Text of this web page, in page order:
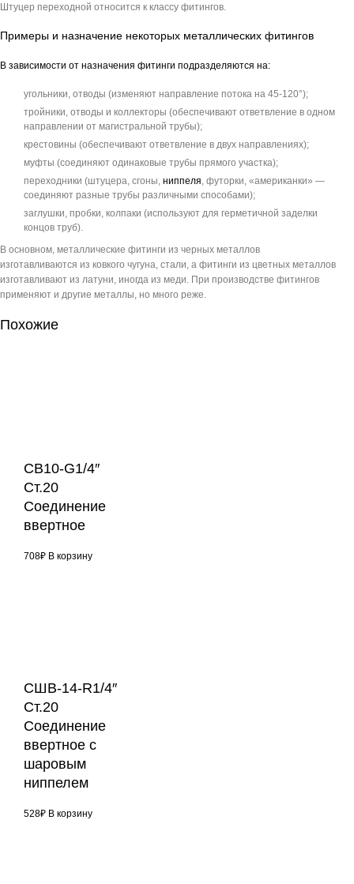
Штуцер переходной относится к классу фитингов.
Примеры и назначение некоторых металлических фитингов
В зависимости от назначения фитинги подразделяются на:
угольники, отводы (изменяют направление потока на 45-120°);
тройники, отводы и коллекторы (обеспечивают ответвление в одном
направлении от магистральной трубы);
крестовины (обеспечивают ответвление в двух направлениях);
муфты (соединяют одинаковые трубы прямого участка);
переходники (штуцера, сгоны, ниппеля , футорки, «американки» —
соединяют разные трубы различными способами);
заглушки, пробки, колпаки (используют для герметичной заделки
концов труб).
В основном, металлические фитинги из черных металлов
изготавливаются из ковкого чугуна, стали, а фитинги из цветных металлов
изготавливают из латуни, иногда из меди. При производстве фитингов
применяют и другие металлы, но много реже.
Похожие
СВ10-G1/4″
Ст.20
Соединение
ввертное
708₽ В корзину
СШВ-14-R1/4″
Ст.20
Соединение
ввертное с
шаровым
ниппелем
528₽ В корзину